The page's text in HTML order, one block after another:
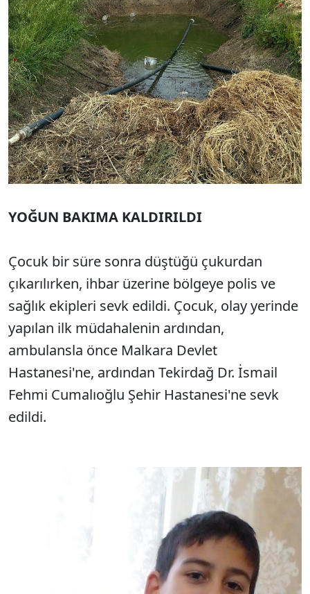
YOĞUN BAKIMA KALDIRILDI
Çocuk bir süre sonra düştüğü çukurdan
çıkarılırken, ihbar üzerine bölgeye polis ve
sağlık ekipleri sevk edildi. Çocuk, olay yerinde
yapılan ilk müdahalenin ardından,
ambulansla önce Malkara Devlet
Hastanesi'ne, ardından Tekirdağ Dr. İsmail
Fehmi Cumalıoğlu Şehir Hastanesi'ne sevk
edildi.